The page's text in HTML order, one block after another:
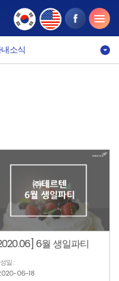
소식
6월 생일파티
일 :
06-18